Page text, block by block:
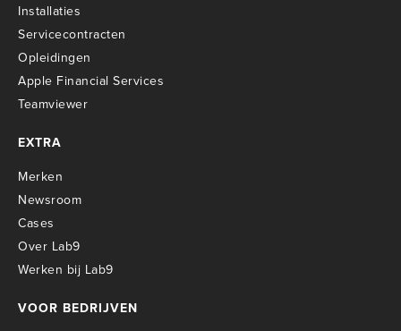
Installaties
Servicecontracten
Opleidingen
Apple Financial Services
Teamviewer
EXTRA
Merken
Newsroom
Cases
Over Lab9
Werken bij Lab9
VOOR BEDRIJVEN